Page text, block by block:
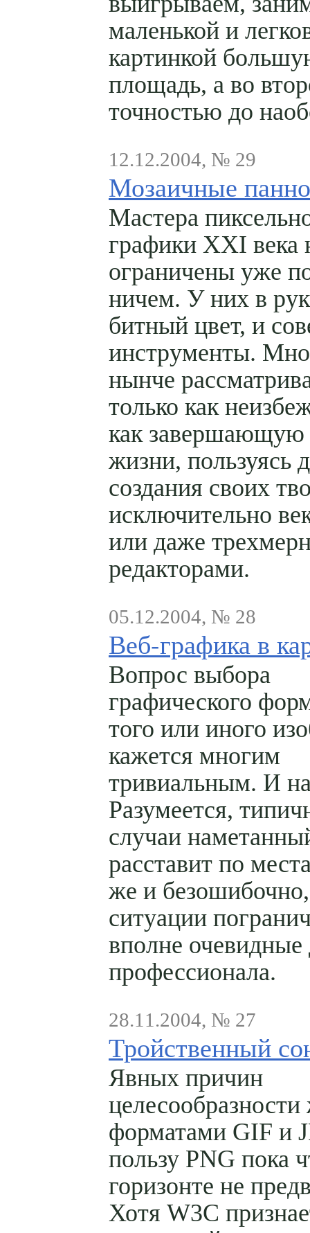
маленькой и
картинкой
площадь, а во
точностью до
12.12.2004, № 29
Мозаичные панно
Мастера
графики XXI века
ограничены уже
ничем. У них в
битный цвет, и
инструменты.
нынче
только как
как завершающую
жизни, пользуясь
создания своих
исключительно
или даже
редакторами.
05.12.2004, № 28
Веб-графика в
Вопрос выбора
графического
того или иного
кажется многим
тривиальным. И
Разумеется,
случаи
расставит по
же и
ситуации
вполне
профессионала.
28.11.2004, № 27
Тройственный
Явных причин
форматами GIF и
пользу PNG пока
горизонте не
Хотя W3C